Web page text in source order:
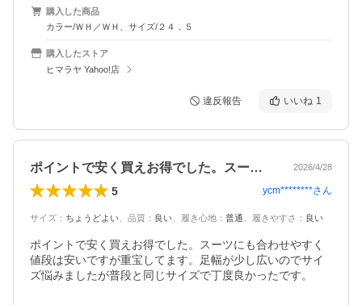
購入した商品
カラー/ＷＨ／ＷＨ、サイズ/２４．５
購入したストア
ヒマラヤ Yahoo!店
違反報告 いいね 1
ポイントで安く買えお得でした。スーツに… 2026/4/28
5 ycm********さん
サイズ ： ちょうどよい 品質 ： 良い 履き心地 ： 普通 履きやすさ ： 良い
ポイントで安く買えお得でした。スーツにも合わせやすく
値段は安いですが重宝してます。足幅が少し広いのでサイ
ズ悩みましたが普段と同じサイズで丁度良かったです。